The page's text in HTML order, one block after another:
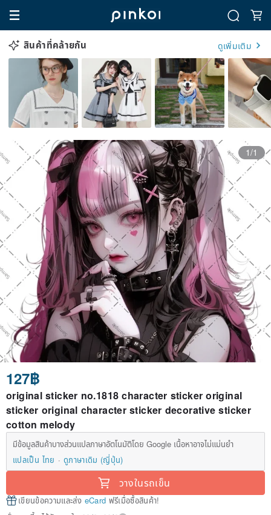
สินค้าที่คล้ายกัน ดูเพิ่มเติม
1/1
127฿
original sticker no.1818 character sticker original
sticker original character sticker decorative sticker
cotton melody
มีข้อมูลสินค้าบางส่วนแปลภาษาอัตโนมัติโดย Google เนื้อหาอาจไม่แม่นยำ
แปลเป็น ไทย
ดูภาษาเดิม (ญี่ปุ่น)
วางในรถเข็น
เขียนข้อความและส่ง eCard ฟรีเมื่อซื้อสินค้า!